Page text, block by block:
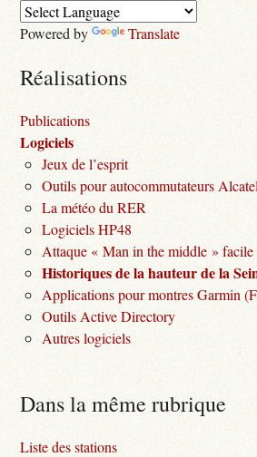
Powered by Translate
Réalisations
Publications
Logiciels
Jeux de l’esprit
Outils pour autocommutateurs
La météo du RER
Logiciels HP48
Attaque « Man in the middle »
Historiques de la hauteur de la
Applications pour montres Garmin
Outils Active Directory
Autres logiciels
Dans la même rubrique
Liste des stations